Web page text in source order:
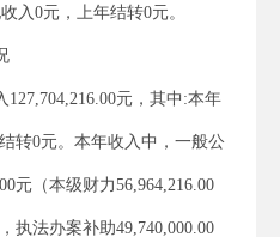
入0元，上年结转0元。
127,704,216.00元，其中:本年
转0元。本年收入中，一般公
元（本级财力56,964,216.00
执法办案补助49,740,000.00